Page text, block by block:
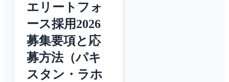
エリートフォ
ース採用2026
募集要項と応
募方法（パキ
スタン・ラホ